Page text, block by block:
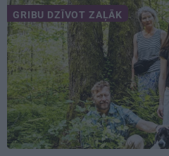
GRIBU DZĪVOT ZAĻĀK